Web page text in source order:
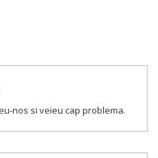
nos si veieu cap problema.